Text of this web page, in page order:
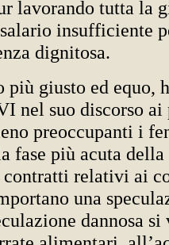
lavorando tutta la
insufficiente
dignitosa.
giusto ed equo,
nel suo discorso
preoccupanti i
fase più acuta
contratti relativi ai
una
dannosa si